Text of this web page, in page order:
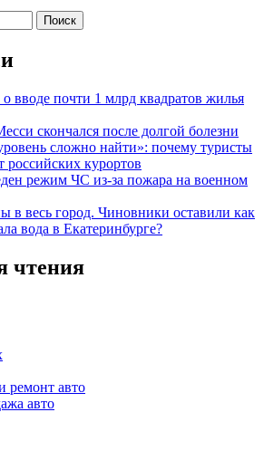
вводе почти 1 млрд квадратов жилья
скончался после долгой болезни
сложно найти»: почему туристы
российских курортов
режим ЧС из-за пожара на военном
в весь город. Чиновники оставили как
вода в Екатеринбурге?
чтения
ремонт авто
авто